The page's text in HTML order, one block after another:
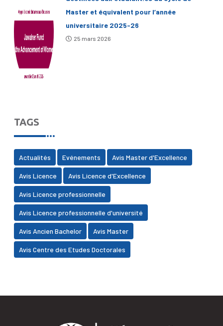
Master et équivalent pour l’année
universitaire 2025-26
25 mars 2026
TAGS
Actualités Evénements Avis Master d'Excellence
Avis Licence Avis Licence d'Excellence
Avis Licence professionnelle
Avis Licence professionnelle d'université
Avis Ancien Bachelor Avis Master
Avis Centre des Etudes Doctorales